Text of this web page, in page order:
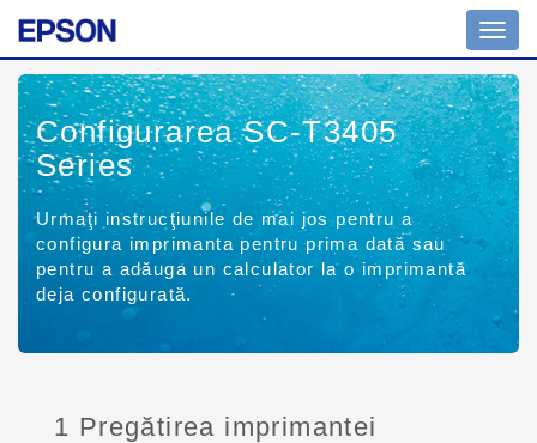
Configurarea SC-T3405
Series
Urmaţi instrucţiunile de mai jos pentru a
configura imprimanta pentru prima dată sau
pentru a adăuga un calculator la o imprimantă
deja configurată.
1 Pregătirea imprimantei